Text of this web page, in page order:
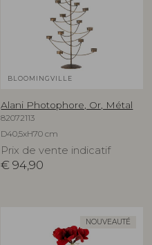
BLOOMINGVILLE
Alani Photophore, Or, Métal
82072113
D40,5xH70 cm
Prix de vente indicatif
€ 94,90
NOUVEAUTÉ